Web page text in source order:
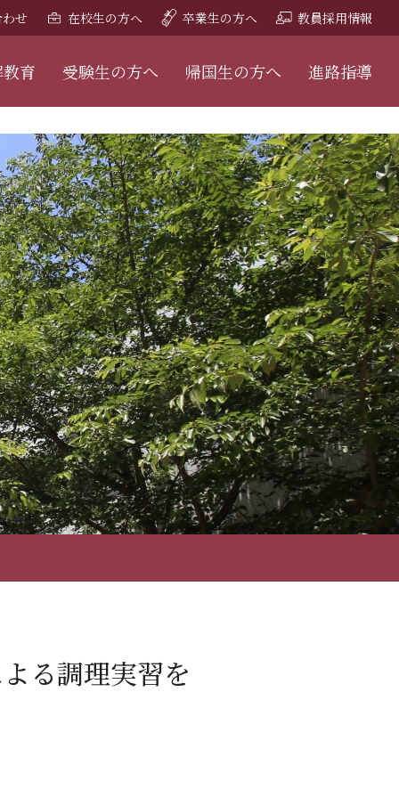
せ 在校生の方へ 卒業生の方へ 教員採用情報
育 受験生の方へ 帰国生の方へ 進路指導
る調理実習を